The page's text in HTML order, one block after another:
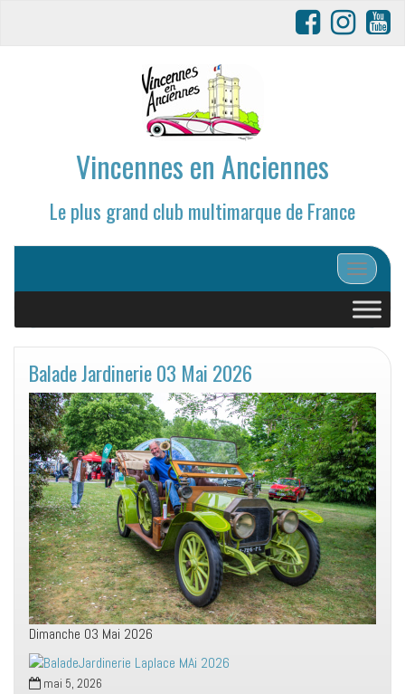
Vincennes en Anciennes
Le plus grand club multimarque de France
Afficher/
Balade Jardinerie 03 Mai 2026
Dimanche 03 Mai 2026
mai 5, 2026